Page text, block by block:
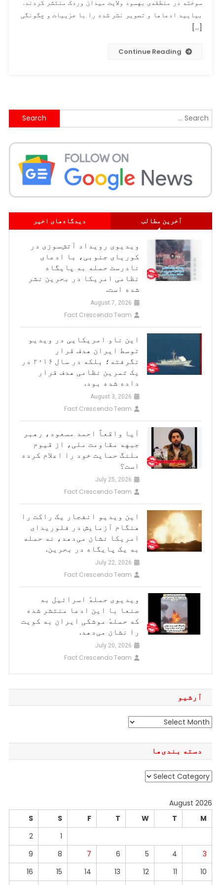
نامرتبط
سوخته
میدان
وردک
افغانسان
منتشر
سوخته در منطقه‌ی بهسود ولایت میدان وردک منتشر کردند.
بیایید ادعاها و تصویر نشر شده را با جزییات و چگونگی
[…]
Continue Reading
Search
for:
آخرین مطالب دیدگاه‌های اخیر
ویدیوی رویداد آتش‌سوزی در
کوریای جنوبی، با ادعای
نادرست حمله به پایگاه
نظامی امریکا در بحرین نشر
شده است.
August 7, 2026
Fact Crescendo Team
این ناو امریکایی در ویدیو
توسط ایران هدف قرار
نگرفته؛ بلکه در سال ۲۰۱۶ در
یک تمرین نظامی هدف قرار
داده شده بود.
August 3, 2026
Fact Crescendo Team
آیا واقعاً احمد مسعود، رهبر
جبهه مقاومت ملی، از قیوم
ملنگ حمایت خود را اعلام کرده
است؟
July 25, 2026
Fact Crescendo Team
این ویدیو انفجار یک راکت را
هنگام آزمایش در فلوریدای
امریکا نشان می‌دهد، نه حمله
به یک پایگاه در بحرین.
July 22, 2026
Fact Crescendo Team
ویدیوی حملهٔ اسرائیل به
صنعا با این ادعا منتشر شده
که حملهٔ موشکی ایران به کویت
را نشان می‌دهد.
July 20, 2026
Fact Crescendo Team
آرشیو
آرشیو
دسته بندی‌ها
دسته
August 2026
M
T
W
T
F
S
S
1
2
3
4
5
6
7
8
9
10
11
12
13
14
15
16